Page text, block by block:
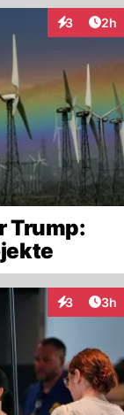
3 2h
Trump:
3 3h